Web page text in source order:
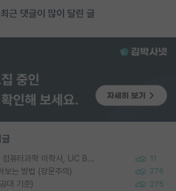
근 댓글이 많이 달린 글
Korea University 수학, 컴퓨터과학 이학사, UC Berkeley 산업공학 대학원 공학박사가 되는 것은 쉽지 않겠죠? 11
보는 방법 (장문주의) 276
대 기준) 275